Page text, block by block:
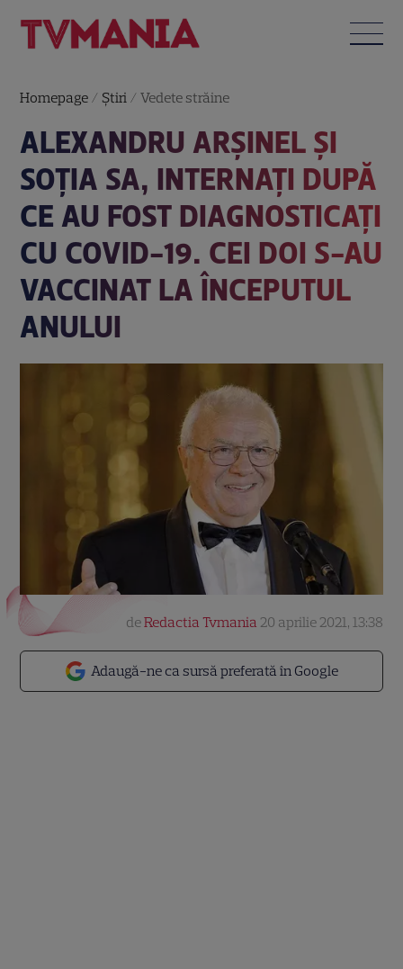
Homepage / Știri /Vedete străine
ALEXANDRU ARŞINEL ŞI
SOŢIA SA, INTERNAŢI DUPĂ
CE AU FOST DIAGNOSTICAȚI
CU COVID-19. CEI DOI S-AU
VACCINAT LA ÎNCEPUTUL
ANULUI
Adaugă-ne ca sursă preferată în Google
deRedactia Tvmania 20 aprilie 2021, 13:38